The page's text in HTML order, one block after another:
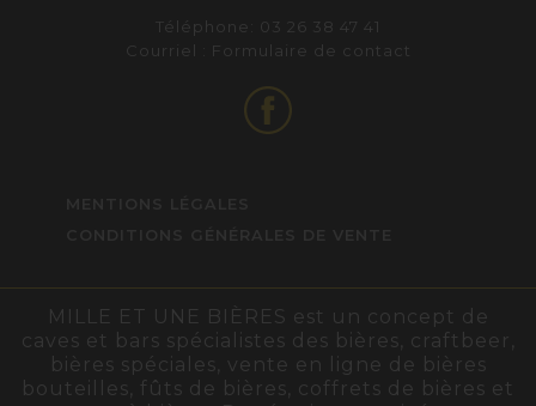
Téléphone: 03 26 38 47 41
Courriel : Formulaire de contact
MILLE ET UNE BIÈRES est un concept de
caves et bars spécialistes des bières, craftbeer,
bières spéciales, vente en ligne de bières
bouteilles, fûts de bières, coffrets de bières et